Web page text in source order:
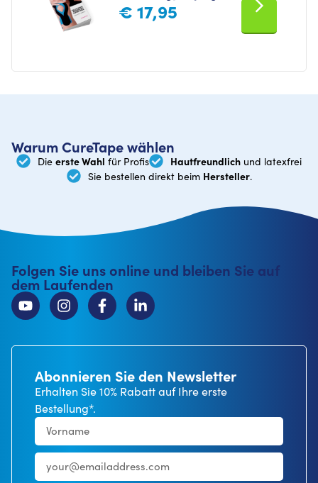
€ 17,95
Warum CureTape wählen
Die erste Wahl für Profis Hautfreundlich und latexfrei
Sie bestellen direkt beim Hersteller.
Folgen Sie uns online und bleiben Sie auf
dem Laufenden
Abonnieren Sie den Newsletter
Erhalten Sie 10% Rabatt auf Ihre erste
Bestellung*.